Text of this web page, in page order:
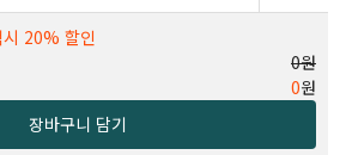
20% 할인
0원
0원
장바구니 담기